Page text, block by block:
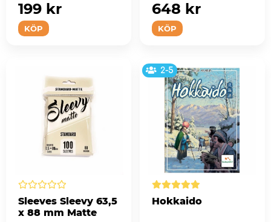
KÖP
199 kr
KÖP
648 kr
Sleeves Sleevy 63,5
x 88 mm Matte
2-5
Hokkaido